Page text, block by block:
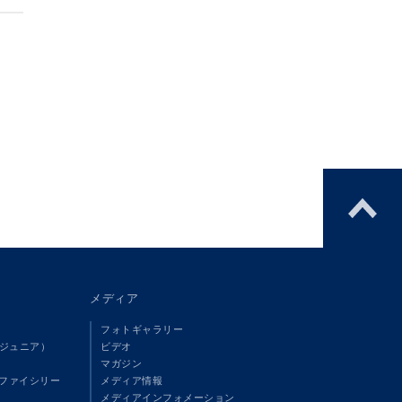
ュニア）
ァイシリー
メディア
フォトギャラリー
ビデオ
マガジン
メディア情報
メディアインフォメーション